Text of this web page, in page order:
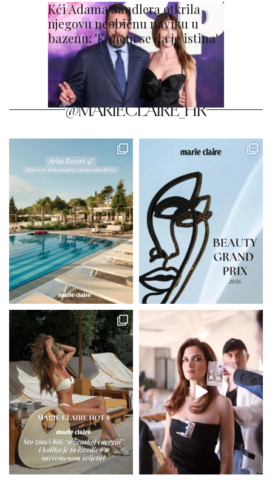
Kći Adama Sandlera otkrila
njegovu neobičnu naviku u
bazenu: 'Kunem se da je istina'
@MARIECLAIRE_HR